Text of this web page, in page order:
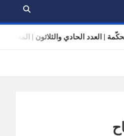
| العدد الحادي والثلاثون | المجلد 11 | تموز (يوليو)